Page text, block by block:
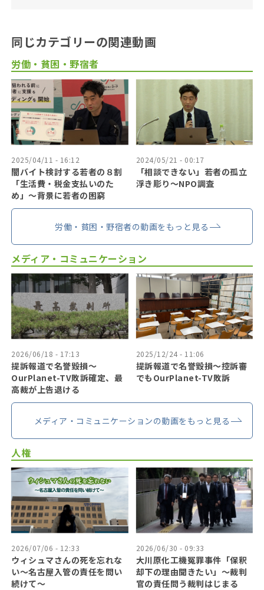
同じカテゴリーの関連動画
労働・貧困・野宿者
2025/04/11 - 16:12
闇バイト検討する若者の８割
「生活費・税金支払いのた
め」〜背景に若者の困窮
2024/05/21 - 00:17
「相談できない」若者の孤立
浮き彫り〜NPO調査
労働・貧困・野宿者の動画をもっと見る
メディア・コミュニケーション
2026/06/18 - 17:13
提訴報道で名誉毀損〜
OurPlanet-TV敗訴確定、最
高裁が上告退ける
2025/12/24 - 11:06
提訴報道で名誉毀損〜控訴審
でもOurPlanet-TV敗訴
メディア・コミュニケーションの動画をもっと見る
人権
2026/07/06 - 12:33
ウィシュマさんの死を忘れな
い〜名古屋入管の責任を問い
続けて〜
2026/06/30 - 09:33
大川原化工機冤罪事件「保釈
却下の理由聞きたい」〜裁判
官の責任問う裁判はじまる